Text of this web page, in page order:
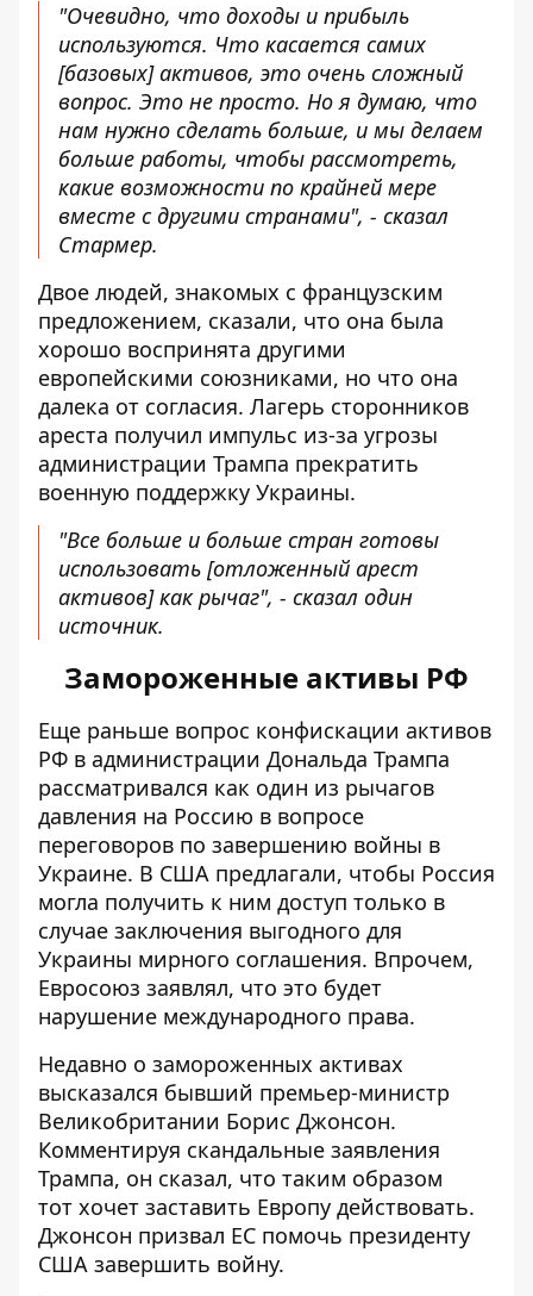
"Очевидно, что доходы и прибыль
используются. Что касается самих
[базовых] активов, это очень сложный
вопрос. Это не просто. Но я думаю, что
нам нужно сделать больше, и мы делаем
больше работы, чтобы рассмотреть,
какие возможности по крайней мере
вместе с другими странами", - сказал
Стармер.
Двое людей, знакомых с французским
предложением, сказали, что она была
хорошо воспринята другими
европейскими союзниками, но что она
далека от согласия. Лагерь сторонников
ареста получил импульс из-за угрозы
администрации Трампа прекратить
военную поддержку Украины.
"Все больше и больше стран готовы
использовать [отложенный арест
активов] как рычаг", - сказал один
источник.
Замороженные активы РФ
Еще раньше вопрос конфискации активов
РФ в администрации Дональда Трампа
рассматривался как один из рычагов
давления на Россию в вопросе
переговоров по завершению войны в
Украине. В США предлагали, чтобы Россия
могла получить к ним доступ только в
случае заключения выгодного для
Украины мирного соглашения. Впрочем,
Евросоюз заявлял, что это будет
нарушение международного права.
Недавно о замороженных активах
высказался бывший премьер-министр
Великобритании Борис Джонсон.
Комментируя скандальные заявления
Трампа, он сказал, что таким образом
тот хочет заставить Европу действовать.
Джонсон призвал ЕС помочь президенту
США завершить войну.